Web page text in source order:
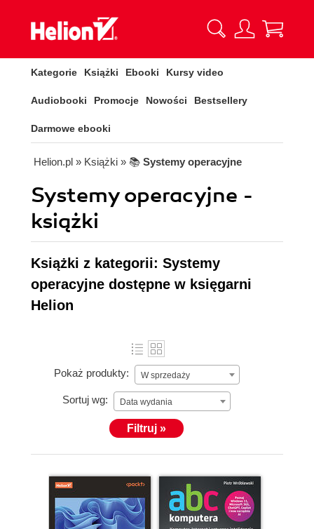
Kategorie Książki Ebooki Kursy video
Audiobooki Promocje Nowości Bestsellery
Darmowe ebooki
Helion.pl » Książki » 📚 Systemy operacyjne
Systemy operacyjne -
książki
Książki z kategorii: Systemy
operacyjne dostępne w księgarni
Helion
Pokaż produkty: W sprzedaży
Sortuj wg: Data wydania
Filtruj »